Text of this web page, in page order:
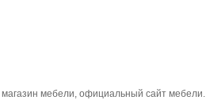
мебели, официальный сайт мебели.